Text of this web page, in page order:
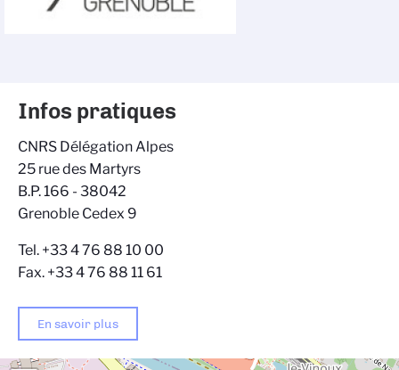
Infos pratiques
CNRS Délégation Alpes
25 rue des Martyrs
B.P. 166 - 38042
Grenoble Cedex 9
Tel. +33 4 76 88 10 00
Fax. +33 4 76 88 11 61
En savoir plus